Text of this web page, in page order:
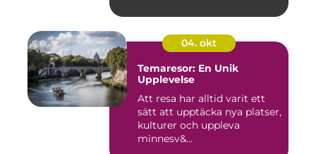
04. okt
Temaresor: En Unik
Upplevelse
Att resa har alltid varit ett
sätt att upptäcka nya platser,
kulturer och uppleva
minnesv&...